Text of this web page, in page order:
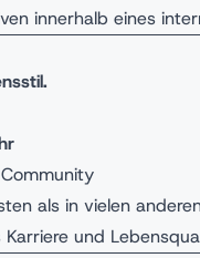
innerhalb eines
als in vielen
und